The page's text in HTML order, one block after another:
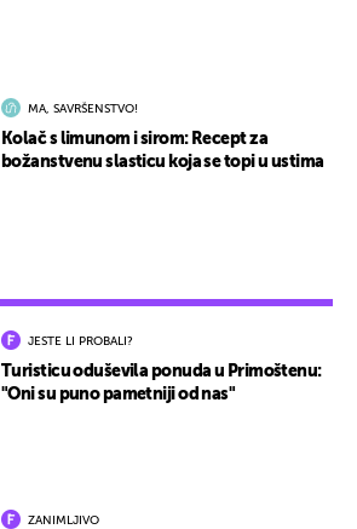
JESTE LI PROBALI?
Turisticu oduševila ponuda u Primoštenu:
"Oni su puno pametniji od nas"
ZANIMLJIVO
MA, SAVRŠENSTVO!
Kolač s limunom i sirom: Recept za
božanstvenu slasticu koja se topi u ustima